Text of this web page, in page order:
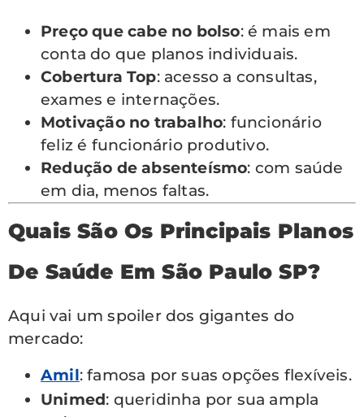
Preço que cabe no bolso: é mais em
conta do que planos individuais.
Cobertura Top: acesso a consultas,
exames e internações.
Motivação no trabalho: funcionário
feliz é funcionário produtivo.
Redução de absenteísmo: com saúde
em dia, menos faltas.
Quais São Os Principais Planos
De Saúde Em São Paulo SP?
Aqui vai um spoiler dos gigantes do
mercado:
Amil: famosa por suas opções flexíveis.
Unimed: queridinha por sua ampla